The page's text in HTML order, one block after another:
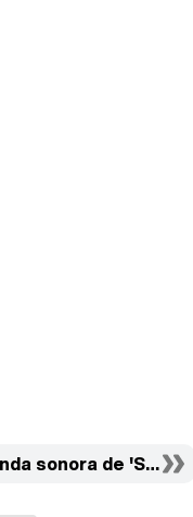
sonora de 'Sister'